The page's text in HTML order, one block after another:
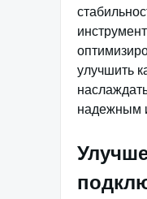
улучшить
надежным